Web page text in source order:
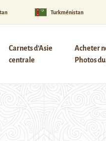
Turkménistan
Carnets d’Asie
centrale
Acheter
Photos